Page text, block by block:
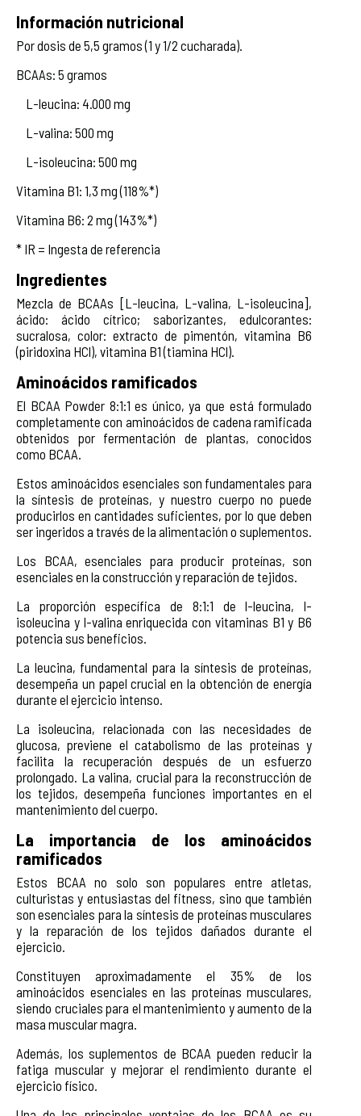
Información nutricional
Por dosis de 5,5 gramos (1 y 1/2 cucharada).
BCAAs: 5 gramos
L-leucina: 4.000 mg
L-valina: 500 mg
L-isoleucina: 500 mg
Vitamina B1: 1,3 mg (118%*)
Vitamina B6: 2 mg (143%*)
* IR = Ingesta de referencia
Ingredientes
Mezcla de BCAAs [L-leucina, L-valina, L-isoleucina],
ácido: ácido cítrico; saborizantes, edulcorantes:
sucralosa, color: extracto de pimentón, vitamina B6
(piridoxina HCl), vitamina B1 (tiamina HCl).
Aminoácidos ramificados
El BCAA Powder 8:1:1 es único, ya que está formulado
completamente con aminoácidos de cadena ramificada
obtenidos por fermentación de plantas, conocidos
como BCAA.
Estos aminoácidos esenciales son fundamentales para
la síntesis de proteínas, y nuestro cuerpo no puede
producirlos en cantidades suficientes, por lo que deben
ser ingeridos a través de la alimentación o suplementos.
Los BCAA, esenciales para producir proteínas, son
esenciales en la construcción y reparación de tejidos.
La proporción específica de 8:1:1 de l-leucina, l-
isoleucina y l-valina enriquecida con vitaminas B1 y B6
potencia sus beneficios.
La leucina, fundamental para la síntesis de proteínas,
desempeña un papel crucial en la obtención de energía
durante el ejercicio intenso.
La isoleucina, relacionada con las necesidades de
glucosa, previene el catabolismo de las proteínas y
facilita la recuperación después de un esfuerzo
prolongado. La valina, crucial para la reconstrucción de
los tejidos, desempeña funciones importantes en el
mantenimiento del cuerpo.
La importancia de los aminoácidos
ramificados
Estos BCAA no solo son populares entre atletas,
culturistas y entusiastas del fitness, sino que también
son esenciales para la síntesis de proteínas musculares
y la reparación de los tejidos dañados durante el
ejercicio.
Constituyen aproximadamente el 35% de los
aminoácidos esenciales en las proteínas musculares,
siendo cruciales para el mantenimiento y aumento de la
masa muscular magra.
Además, los suplementos de BCAA pueden reducir la
fatiga muscular y mejorar el rendimiento durante el
ejercicio físico.